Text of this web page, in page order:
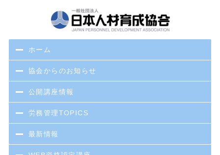
ホーム
協会からのお知らせ
公開講座情報
労務管理TOPICS
最新情報